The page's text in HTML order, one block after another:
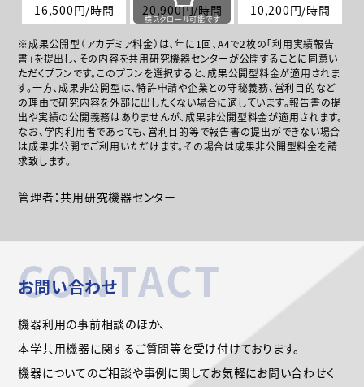
16,500円/時間 20,900円/時間 10,200円/時間
横スクロール可能です
※成果公開型（アカデミア料金）は、年に1回、A4で2枚の「利用実績報告
書」を提出し、その内容を共用研究機器センターが公開することに同意い
ただくプランです。このプランを選択すると、成果公開型料金が適用されま
す。一方、成果非公開型は、特許申請や企業との守秘義務、営利目的など
の理由で研究内容を外部に出したくない場合に適しています。報告書の提
出や実績の公開義務はありませんが、成果非公開型料金が適用されます。
なお、学内利用者であっても、営利目的等で報告書の提出ができない場合
は成果非公開でご利用いただけます。その場合は成果非公開型料金を請
求致します。
管理者：共用研究機器センター
CONTACT
お問い合わせ
機器利用の事前相談のほか、
本学共用機器に関するご質問等を受け付けております。
機器についてのご相談や事例に関してお気軽にお問い合わせく